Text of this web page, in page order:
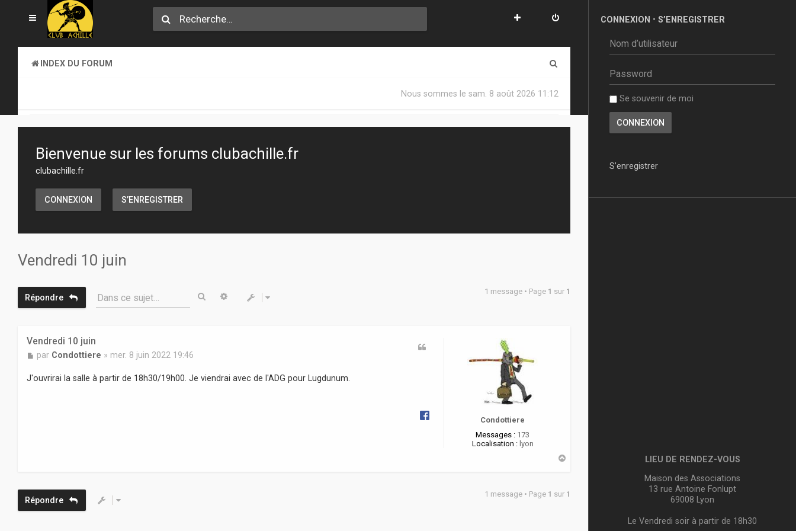
INDEX DU FORUM
c
Nous sommes le sam. 8 août 2026 11:12
Bienvenue sur les forums clubachille.fr
clubachille.fr
CONNEXION S’ENREGISTRER
Vendredi 10 juin
Répondre Dans ce sujet… RechercherRecherche avancée 1 message • Page 1 sur 1
Condottiere
Messages : 173
Localisation :lyon
Vendredi 10 juin
M
s
s
par Condottiere » mer. 8 juin 2022 19:46
J'ouvrirai la salle à partir de 18h30/19h00. Je viendrai avec de l'ADG pour Lugdunum.
Répondre
1 message • Page 1 sur 1
CONNEXION • S’ENREGISTRER
Se souvenir de moi
S’enregistrer
LIEU DE RENDEZ-VOUS
Maison des Associations
13 rue Antoine Fonlupt
69008 Lyon
Le Vendredi soir à partir de 18h30